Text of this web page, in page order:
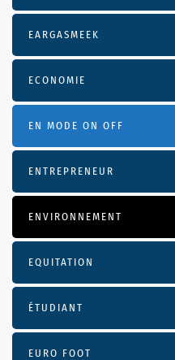
EARGASMEEK
ECONOMIE
EN MODE ON OFF
ENTREPRENEUR
ENVIRONNEMENT
EQUITATION
ÉTUDIANT
EURO FOOT